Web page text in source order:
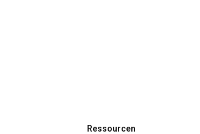
Ressourcen